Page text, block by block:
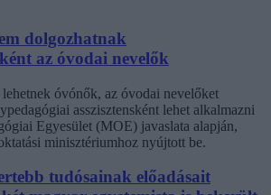
dolgozhatnak
az óvodai nevelők
óvónők, az óvodai nevelőket
asszisztensként lehet alkalmazni
Egyesület (MOE) javaslata alapján,
minisztériumhoz nyújtott be.
tudósainak előadásait